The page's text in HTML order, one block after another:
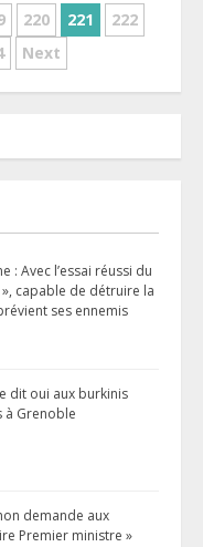
220 221
222
Next
: Avec l’essai réussi du
», capable de détruire la
ses ennemis
dit oui aux burkinis
à Grenoble
demande aux
Premier ministre »